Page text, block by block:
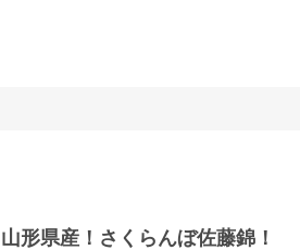
山形県産！さくらんぼ佐藤錦！